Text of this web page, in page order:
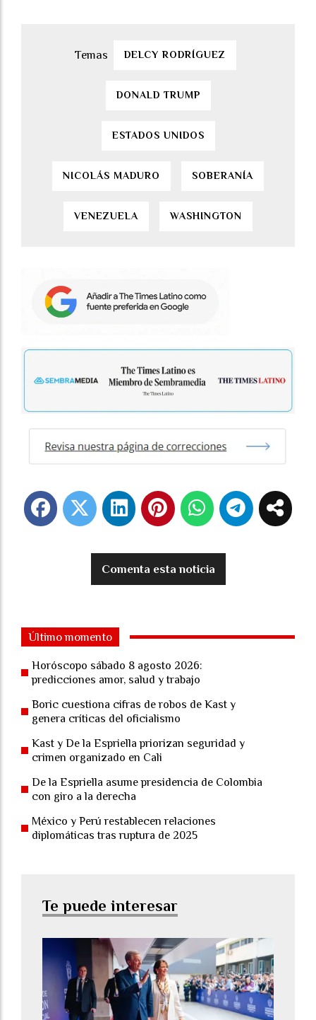
DELCY RODRÍGUEZ
DONALD TRUMP
ESTADOS UNIDOS
NICOLÁS MADURO SOBERANÍA
VENEZUELA WASHINGTON
Comenta esta noticia
Último momento
Horóscopo sábado 8 agosto 2026:
predicciones amor, salud y trabajo
Boric cuestiona cifras de robos de Kast y
genera críticas del oficialismo
Kast y De la Espriella priorizan seguridad y
crimen organizado en Cali
De la Espriella asume presidencia de Colombia
con giro a la derecha
México y Perú restablecen relaciones
diplomáticas tras ruptura de 2025
Te puede interesar